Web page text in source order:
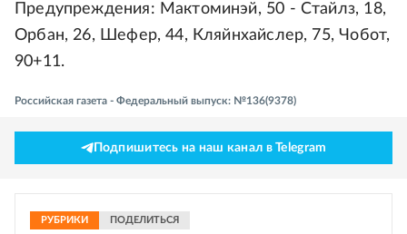
Предупреждения: Мактоминэй, 50 - Стайлз, 18,
Орбан, 26, Шефер, 44, Кляйнхайслер, 75, Чобот,
90+11.
Российская газета - Федеральный выпуск: №136(9378)
Подпишитесь на наш канал в Telegram
РУБРИКИ ПОДЕЛИТЬСЯ